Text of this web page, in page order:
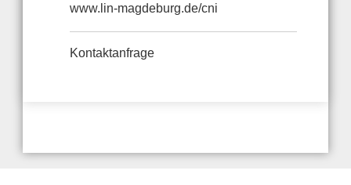
www.lin-magdeburg.de/cni
Kontaktanfrage